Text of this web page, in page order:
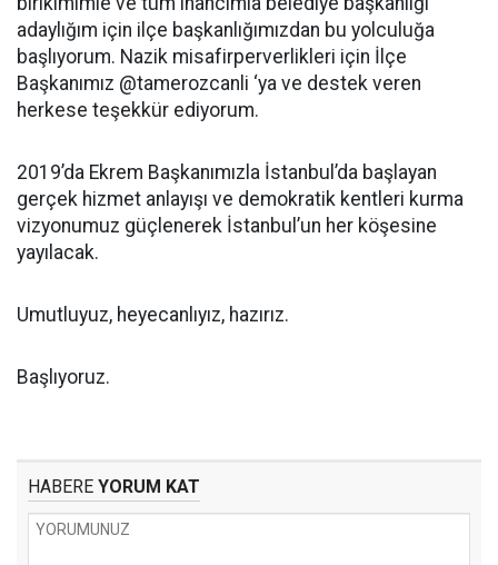
adaylığım için ilçe başkanlığımızdan bu yolculuğa
başlıyorum. Nazik misafirperverlikleri için İlçe
Başkanımız @tamerozcanli ‘ya ve destek veren
herkese teşekkür ediyorum.
2019’da Ekrem Başkanımızla İstanbul’da başlayan
gerçek hizmet anlayışı ve demokratik kentleri kurma
vizyonumuz güçlenerek İstanbul’un her köşesine
yayılacak.
Umutluyuz, heyecanlıyız, hazırız.
Başlıyoruz.
HABERE YORUM KAT